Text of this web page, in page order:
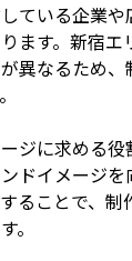
ている企業や
ます。新宿
異なるため
ジに求める
ドイメージ
ることで、制
。